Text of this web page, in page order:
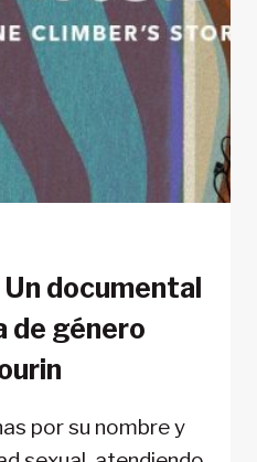
documental
de género
por su nombre y